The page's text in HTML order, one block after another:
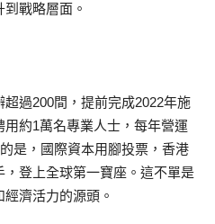
戰略層面。
過200間，提前完成2022年施
約1萬名專業人士，每年營運
是，國際資本用腳投票，香港
登上全球第一寶座。這不單是
濟活力的源頭。